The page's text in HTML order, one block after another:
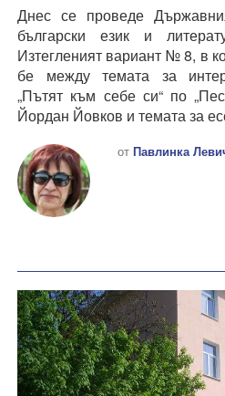
Днес се проведе
български език и
Изтегленият вариант № 8, в
бе между темата за
„Пътят към себе си“ по
Йордан Йовков и темата за
от Павлинка